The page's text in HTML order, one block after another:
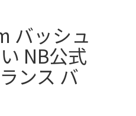
バッシュ
NB公式
ンス バ